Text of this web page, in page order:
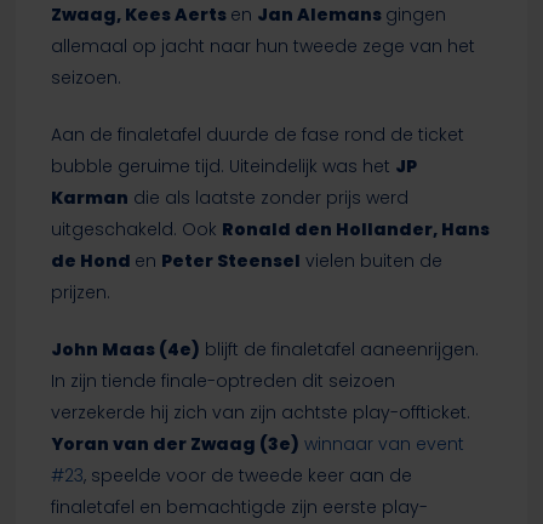
Zwaag, Kees Aerts en Jan Alemans gingen
allemaal op jacht naar hun tweede zege van het
seizoen.
Aan de finaletafel duurde de fase rond de ticket
bubble geruime tijd. Uiteindelijk was het JP
Karman die als laatste zonder prijs werd
uitgeschakeld. Ook Ronald den Hollander, Hans
de Hond en Peter Steensel vielen buiten de
prijzen.
John Maas (4e) blijft de finaletafel aaneenrijgen.
In zijn tiende finale-optreden dit seizoen
verzekerde hij zich van zijn achtste play-offticket.
Yoran van der Zwaag (3e) winnaar van event
#23, speelde voor de tweede keer aan de
finaletafel en bemachtigde zijn eerste play-